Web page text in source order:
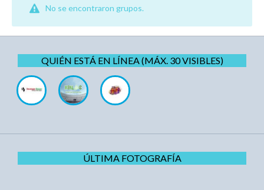
No se encontraron grupos.
QUIÉN ESTÁ EN LÍNEA (MÁX. 30 VISIBLES)
ÚLTIMA FOTOGRAFÍA